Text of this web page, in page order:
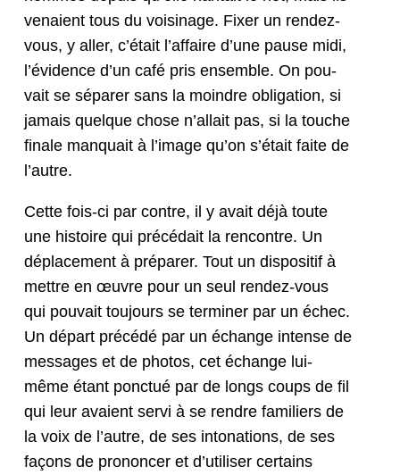
venaient tous du voisi­nage. Fix­er un ren­dez-
vous, y aller, c’était l’affaire d’une pause midi,
l’évidence d’un café pris ensem­ble. On pou­
vait se sépar­er sans la moin­dre oblig­a­tion, si
jamais quelque chose n’allait pas, si la touche
finale man­quait à l’image qu’on s’était faite de
l’autre.
Cette fois-ci par con­tre, il y avait déjà toute
une his­toire qui précé­dait la ren­con­tre. Un
déplace­ment à pré­par­er. Tout un dis­posi­tif à
met­tre en œuvre pour un seul ren­dez-vous
qui pou­vait tou­jours se ter­min­er par un échec.
Un départ précédé par un échange intense de
mes­sages et de pho­tos, cet échange lui-
même étant ponc­tué par de longs coups de fil
qui leur avaient servi à se ren­dre fam­i­liers de
la voix de l’autre, de ses into­na­tions, de ses
façons de pronon­cer et d’utiliser cer­tains